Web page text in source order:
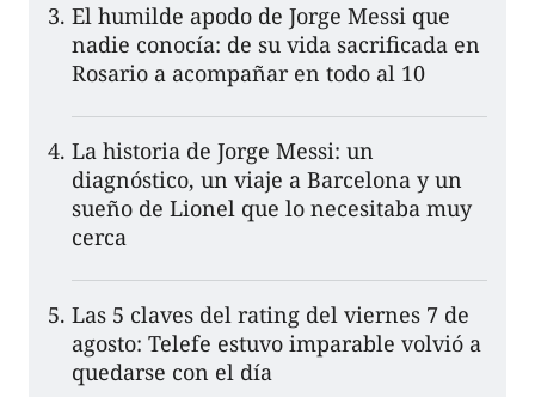
El humilde apodo de Jorge Messi que
nadie conocía: de su vida sacrificada en
Rosario a acompañar en todo al 10
La historia de Jorge Messi: un
diagnóstico, un viaje a Barcelona y un
sueño de Lionel que lo necesitaba muy
cerca
Las 5 claves del rating del viernes 7 de
agosto: Telefe estuvo imparable volvió a
quedarse con el día